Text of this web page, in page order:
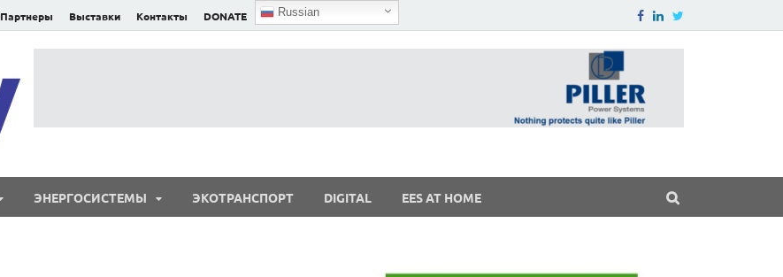
Партнеры Выставки Контакты DONATE Russian
ЭНЕРГОСИСТЕМЫ ЭКОТРАНСПОРТ DIGITAL EES AT HOME